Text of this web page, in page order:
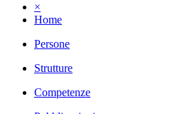
×
Home
Persone
Strutture
Competenze